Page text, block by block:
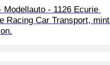
Modellauto - 1126 Ecurie
Racing Car Transport, mint